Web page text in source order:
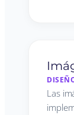
Las